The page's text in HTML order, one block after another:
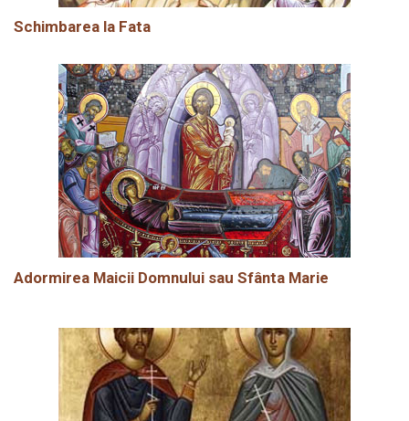
Schimbarea la Fata
Adormirea Maicii Domnului sau Sfânta Marie